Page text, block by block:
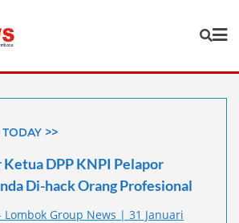
>>
DPP KNPI Pelapor
Di-hack Orang Profesional
Group News | 31 Januari